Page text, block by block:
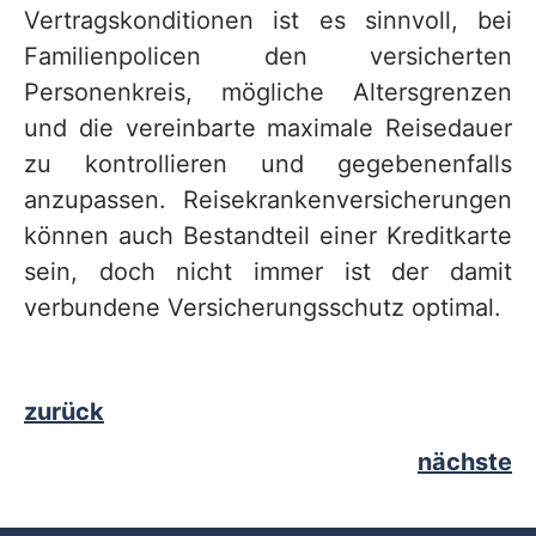
Vertragskonditionen ist es sinnvoll, bei
Familienpolicen den versicherten
Personenkreis, mögliche Altersgrenzen
und die vereinbarte maximale Reisedauer
zu kontrollieren und gegebenenfalls
anzupassen. Reisekrankenversicherungen
können auch Bestandteil einer Kreditkarte
sein, doch nicht immer ist der damit
verbundene Versicherungsschutz optimal.
zurück
nächste